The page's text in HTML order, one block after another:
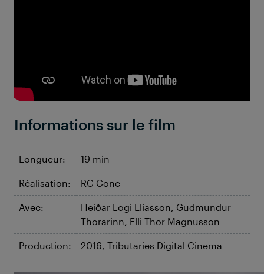
Informations sur le film
Longueur: 19 min
Réalisation: RC Cone
Avec:
Heiðar Logi Elíasson, Gudmundur
Thorarinn, Elli Thor Magnusson
Production: 2016, Tributaries Digital Cinema